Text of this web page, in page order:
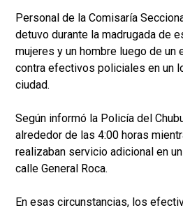
Personal de la Comisaría
detuvo durante la madrugada de
mujeres y un hombre luego de
contra efectivos policiales en un
ciudad.
Según informó la Policía del
alrededor de las 4:00 horas
realizaban servicio adicional en
calle General Roca.
En esas circunstancias, los